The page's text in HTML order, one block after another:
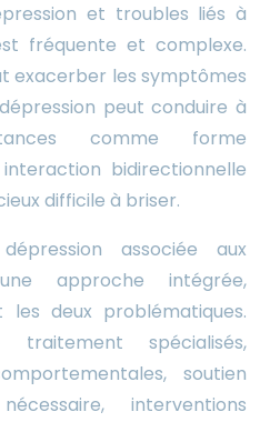
et troubles liés à
fréquente et complexe.
exacerber les symptômes
peut conduire à
comme forme
bidirectionnelle
difficile à briser.
associée aux
approche intégrée,
deux problématiques.
spécialisés,
soutien
interventions